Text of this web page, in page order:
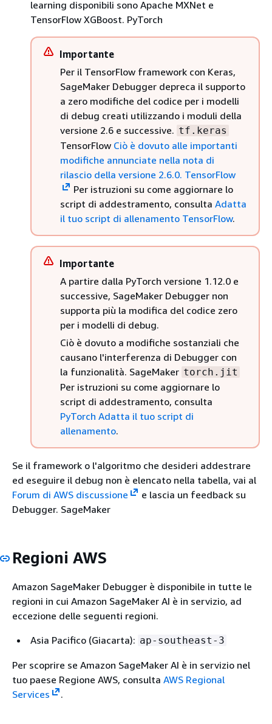
learning disponibili sono Apache MXNet e
TensorFlow XGBoost. PyTorch
Importante
Per il TensorFlow framework con Keras,
SageMaker Debugger depreca il supporto
a zero modifiche del codice per i modelli
di debug creati utilizzando i moduli della
versione 2.6 e successive. tf.keras
TensorFlow Ciò è dovuto alle importanti
modifiche annunciate nella nota di
rilascio della versione 2.6.0. TensorFlow
Per istruzioni su come aggiornare lo
script di addestramento, consulta Adatta
il tuo script di allenamento TensorFlow.
Importante
A partire dalla PyTorch versione 1.12.0 e
successive, SageMaker Debugger non
supporta più la modifica del codice zero
per i modelli di debug.
Ciò è dovuto a modifiche sostanziali che
causano l'interferenza di Debugger con
la funzionalità. SageMaker torch.jit
Per istruzioni su come aggiornare lo
script di addestramento, consulta
PyTorch Adatta il tuo script di
allenamento.
Se il framework o l'algoritmo che desideri addestrare
ed eseguire il debug non è elencato nella tabella, vai al
Forum di AWS discussione
e lascia un feedback su
Debugger. SageMaker
Regioni AWS
Amazon SageMaker Debugger è disponibile in tutte le
regioni in cui Amazon SageMaker AI è in servizio, ad
eccezione delle seguenti regioni.
Asia Pacifico (Giacarta): ap-southeast-3
Per scoprire se Amazon SageMaker AI è in servizio nel
tuo paese Regione AWS, consulta AWS Regional
Services
.